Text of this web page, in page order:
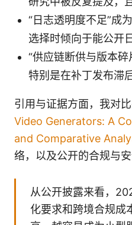
“日志透明度不足”成
选择时倾向于能公开
“供应链断供与版本碎
特别是在补丁发布滞
引用与证据方面，我对
Video Generators: A
and Comparative
络，以及公开的合规与安
从公开披露来看，
化要求和跨境合规成